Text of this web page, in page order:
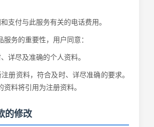
和支付与此服务有关的电话费用。
服务的重要性，用户同意：
详尽及准确的个人资料。
注册资料，符合及时、详尽准确的要求。
资料将引用为注册资料。
的修改